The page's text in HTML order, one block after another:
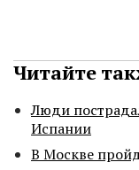
Читайте
Люди
Испании
В Москве